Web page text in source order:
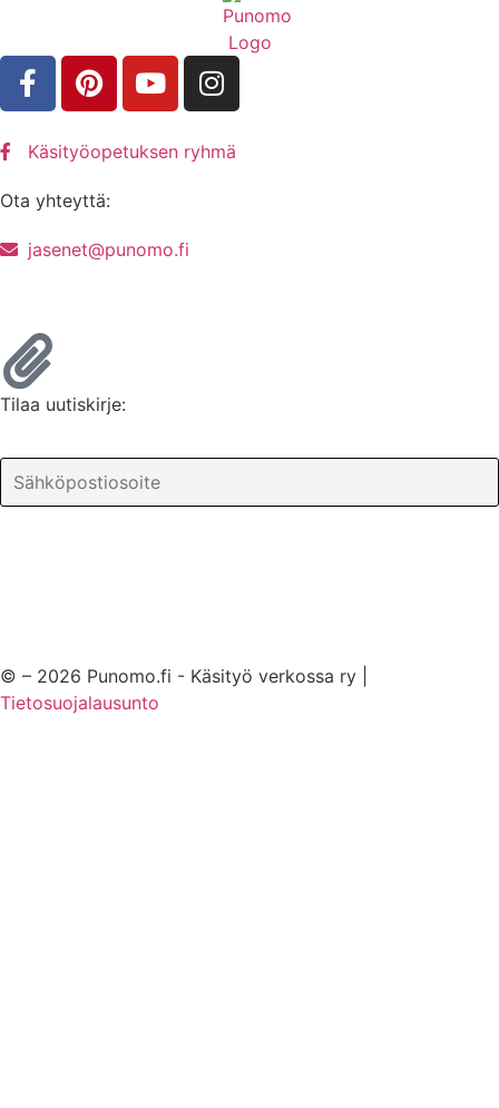
Käsityöopetuksen ryhmä
Ota yhteyttä:
jasenet@punomo.fi
Tilaa uutiskirje:
© – 2026 Punomo.fi - Käsityö verkossa ry |
Tietosuojalausunto